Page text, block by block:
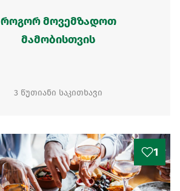
როგორ მოვემზადოთ
მამობისთვის
3 წუთიანი საკითხავი
1